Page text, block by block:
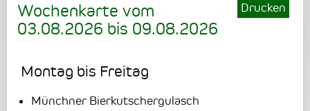
Drucken
Wochenkarte vom
03.08.2026 bis 09.08.2026
Montag bis Freitag
Münchner Bierkutschergulasch